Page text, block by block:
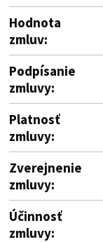
Hodnota
zmluv:
Podpísanie
zmluvy:
Platnosť
zmluvy:
Zverejnenie
zmluvy:
Účinnosť
zmluvy: